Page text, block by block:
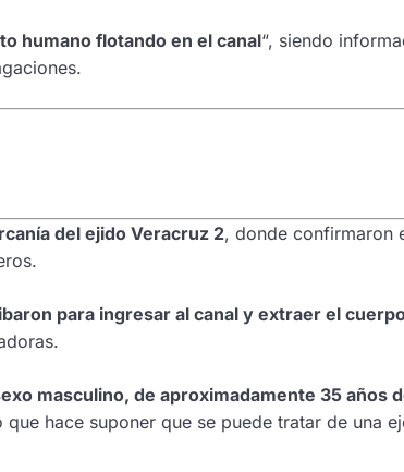
humano flotando en el canal“, siendo
del ejido Veracruz 2, donde confirmaron
para ingresar al canal y extraer el
masculino, de aproximadamente 35 años
hace suponer que se puede tratar de una